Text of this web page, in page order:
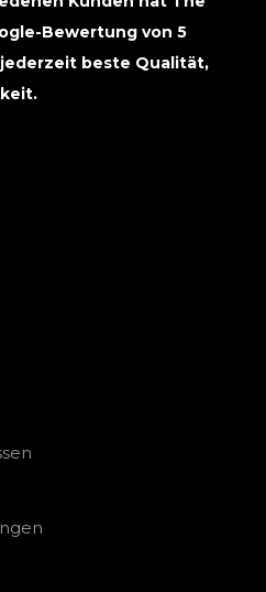
Bewertung von 5
beste Qualität,